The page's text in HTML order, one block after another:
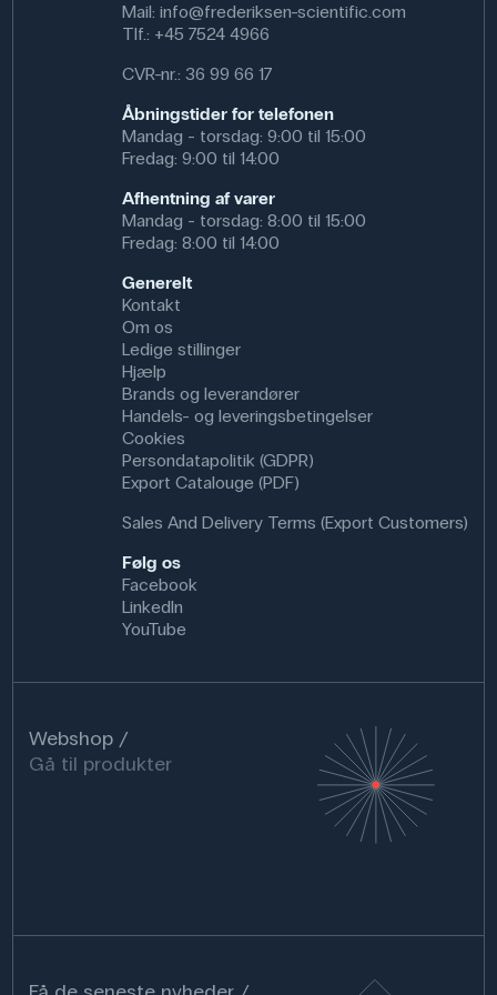
Anvendelse af produktet
Den trådløse ledningsevnesensor kan anvendes i
naturvidenskabelige fag. I biologi kan sensoren bruges til
at undersøge vandkvaliteten i lokale vandløb eller søer,
hvilket giver eleverne håndgribelige data om biodiversitet
og økosystemers sundhed. I kemi kan sensoren
salte eller mineraler i opløsninger, hvilket kan integreres i
emner om kemiske reaktioner og opløselighed.
Specifikationer
Brand: Pasco
Mail: info@frederiksen-scientific.com
Tlf.: +45 7524 4966
CVR-nr.: 36 99 66 17
Åbningstider for telefonen
Mandag - torsdag: 9:00 til 15:00
Fredag: 9:00 til 14:00
Afhentning af varer
Mandag - torsdag: 8:00 til 15:00
Fredag: 8:00 til 14:00
Generelt
Kontakt
Om os
Ledige stillinger
Hjælp
Brands og leverandører
Handels- og leveringsbetingelser
Cookies
Persondatapolitik (GDPR)
Export Catalouge (PDF)
Sales And Delivery Terms (Export Customers)
Følg os
Facebook
LinkedIn
YouTube
Webshop
Gå til produkter